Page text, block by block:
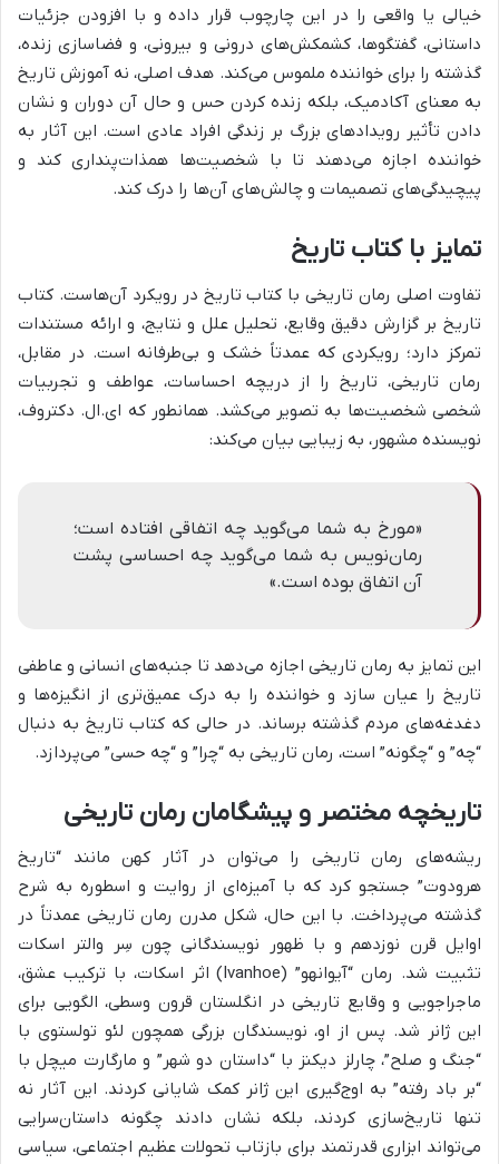
خیالی یا واقعی را در این چارچوب قرار داده و با افزودن جزئیات
داستانی، گفتگوها، کشمکش‌های درونی و بیرونی، و فضاسازی زنده،
گذشته را برای خواننده ملموس می‌کند. هدف اصلی، نه آموزش تاریخ
به معنای آکادمیک، بلکه زنده کردن حس و حال آن دوران و نشان
دادن تأثیر رویدادهای بزرگ بر زندگی افراد عادی است. این آثار به
خواننده اجازه می‌دهند تا با شخصیت‌ها همذات‌پنداری کند و
پیچیدگی‌های تصمیمات و چالش‌های آن‌ها را درک کند.
تمایز با کتاب تاریخ
تفاوت اصلی رمان تاریخی با کتاب تاریخ در رویکرد آن‌هاست. کتاب
تاریخ بر گزارش دقیق وقایع، تحلیل علل و نتایج، و ارائه مستندات
تمرکز دارد؛ رویکردی که عمدتاً خشک و بی‌طرفانه است. در مقابل،
رمان تاریخی، تاریخ را از دریچه احساسات، عواطف و تجربیات
شخصی شخصیت‌ها به تصویر می‌کشد. همانطور که ای.ال. دکتروف،
نویسنده مشهور، به زیبایی بیان می‌کند:
«مورخ به شما می‌گوید چه اتفاقی افتاده است؛
رمان‌نویس به شما می‌گوید چه احساسی پشت
آن اتفاق بوده است.»
این تمایز به رمان تاریخی اجازه می‌دهد تا جنبه‌های انسانی و عاطفی
تاریخ را عیان سازد و خواننده را به درک عمیق‌تری از انگیزه‌ها و
دغدغه‌های مردم گذشته برساند. در حالی که کتاب تاریخ به دنبال
“چه” و “چگونه” است، رمان تاریخی به “چرا” و “چه حسی” می‌پردازد.
تاریخچه مختصر و پیشگامان رمان تاریخی
ریشه‌های رمان تاریخی را می‌توان در آثار کهن مانند “تاریخ
هرودوت” جستجو کرد که با آمیزه‌ای از روایت و اسطوره به شرح
گذشته می‌پرداخت. با این حال، شکل مدرن رمان تاریخی عمدتاً در
اوایل قرن نوزدهم و با ظهور نویسندگانی چون سِر والتر اسکات
تثبیت شد. رمان “آیوانهو” (Ivanhoe) اثر اسکات، با ترکیب عشق،
ماجراجویی و وقایع تاریخی در انگلستان قرون وسطی، الگویی برای
این ژانر شد. پس از او، نویسندگان بزرگی همچون لئو تولستوی با
“جنگ و صلح”، چارلز دیکنز با “داستان دو شهر” و مارگارت میچل با
“بر باد رفته” به اوج‌گیری این ژانر کمک شایانی کردند. این آثار نه
تنها تاریخ‌سازی کردند، بلکه نشان دادند چگونه داستان‌سرایی
می‌تواند ابزاری قدرتمند برای بازتاب تحولات عظیم اجتماعی، سیاسی